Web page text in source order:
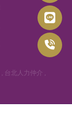
台北人力仲介